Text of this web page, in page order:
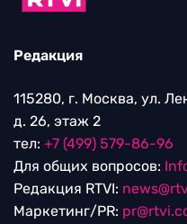
Редакция
115280, г. Москва, ул.
д. 26, этаж 2
тел: +7 (499) 579-86-96
Для общих вопросов:
Редакция RTVI:
Маркетинг/PR: